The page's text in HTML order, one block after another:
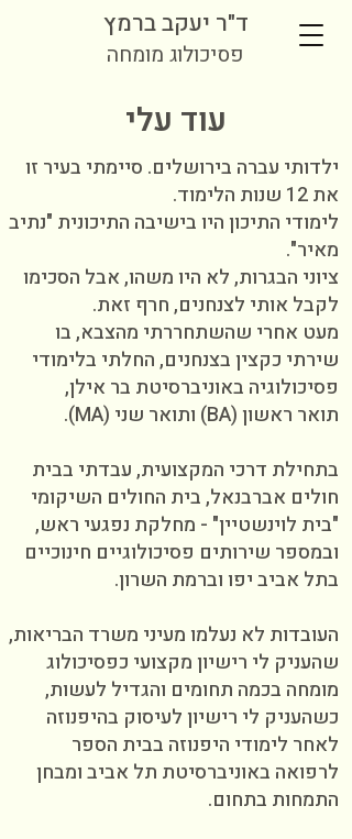
ד"ר יעקב ברמץ
פסיכולוג מומחה
עוד עלי
ילדותי עברה בירושלים. סיימתי בעיר זו
את 12 שנות הלימוד.
לימודי התיכון היו בישיבה התיכונית "נתיב
מאיר".
ציוני הבגרות, לא היו משהו, אבל הסכימו
לקבל אותי לצנחנים, חרף זאת.
מעט אחרי שהשתחררתי מהצבא, בו
שירתי כקצין בצנחנים, החלתי בלימודי
פסיכולוגיה באוניברסיטת בר אילן,
תואר ראשון (BA) ותואר שני (MA).
בתחילת דרכי המקצועית, עבדתי בבית
חולים אברבנאל, בית החולים השיקומי
"בית לוינשטיין" - מחלקת נפגעי ראש,
ובמספר שירותים פסיכולוגיים חינוכיים
בתל אביב יפו וברמת השרון.
העובדות לא נעלמו מעיני משרד הבריאות,
שהעניק לי רישיון מקצועי כפסיכולוג
מומחה בכמה תחומים והגדיל לעשות,
כשהעניק לי רישיון לעיסוק בהיפנוזה
לאחר לימודי היפנוזה בבית הספר
לרפואה באוניברסיטת תל אביב ומבחן
התמחות בתחום.